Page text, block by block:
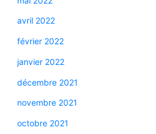
avril 2022
février 2022
janvier 2022
décembre 2021
novembre 2021
octobre 2021